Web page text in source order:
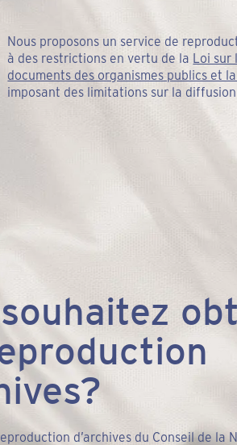
Nous proposons un service de
à des restrictions en vertu de la Loi sur
documents des organismes publics et
imposant des limitations sur la
d’archives du Conseil de la